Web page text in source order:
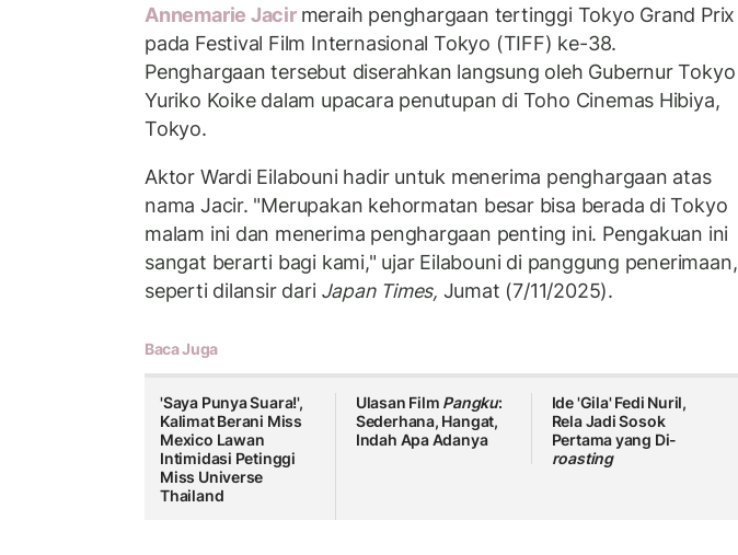
Annemarie Jacir meraih penghargaan tertinggi Tokyo Grand Prix
pada Festival Film Internasional Tokyo (TIFF) ke-38.
Penghargaan tersebut diserahkan langsung oleh Gubernur Tokyo
Yuriko Koike dalam upacara penutupan di Toho Cinemas Hibiya,
Tokyo.
Aktor Wardi Eilabouni hadir untuk menerima penghargaan atas
nama Jacir. "Merupakan kehormatan besar bisa berada di Tokyo
malam ini dan menerima penghargaan penting ini. Pengakuan ini
sangat berarti bagi kami," ujar Eilabouni di panggung penerimaan,
seperti dilansir dari Japan Times, Jumat (7/11/2025).
Baca Juga
'Saya Punya Suara!',
Kalimat Berani Miss
Mexico Lawan
Intimidasi Petinggi
Miss Universe
Thailand
Ulasan Film Pangku:
Sederhana, Hangat,
Indah Apa Adanya
Ide 'Gila' Fedi Nuril,
Rela Jadi Sosok
Pertama yang Di-
roasting